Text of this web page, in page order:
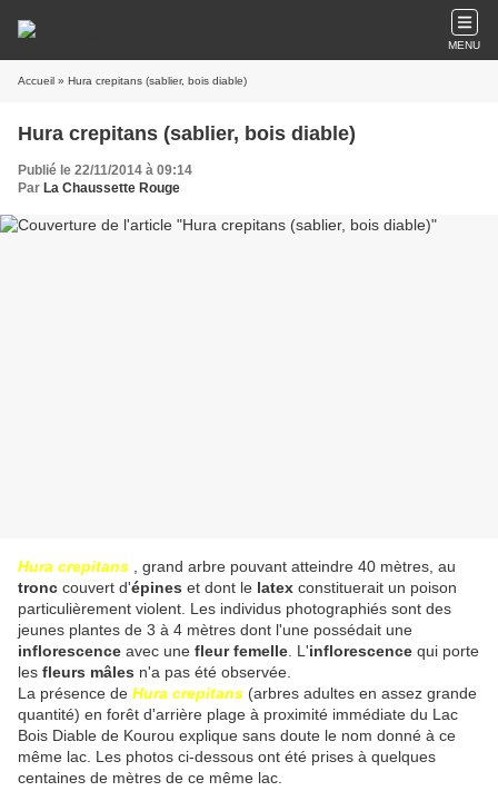
MENU
Accueil » Hura crepitans (sablier, bois diable)
Hura crepitans (sablier, bois diable)
Publié le 22/11/2014 à 09:14
Par La Chaussette Rouge
Hura crepitans , grand arbre pouvant atteindre 40 mètres, au
tronc couvert d'épines et dont le latex constituerait un poison
particulièrement violent. Les individus photographiés sont des
jeunes plantes de 3 à 4 mètres dont l'une possédait une
inflorescence avec une fleur femelle . L'inflorescence qui porte
les fleurs mâles n'a pas été observée.
La présence de Hura crepitans (arbres adultes en assez grande
quantité) en forêt d'arrière plage à proximité immédiate du Lac
Bois Diable de Kourou explique sans doute le nom donné à ce
même lac. Les photos ci-dessous ont été prises à quelques
centaines de mètres de ce même lac.